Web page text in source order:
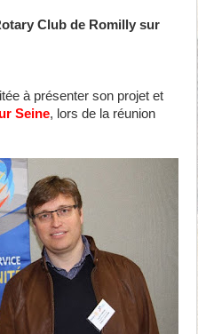
Club de Romilly sur
à présenter son projet et
Seine, lors de la réunion